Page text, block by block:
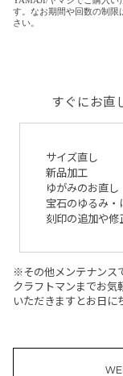
す。なお期間や回数の制限
さい。
すぐにお直
サイズ直し
新品加工
ゆがみのお直し
宝石のゆるみ・
刻印の追加や修
※その他メンテナンス
クラフトマンまでお気
いただきますとお日に